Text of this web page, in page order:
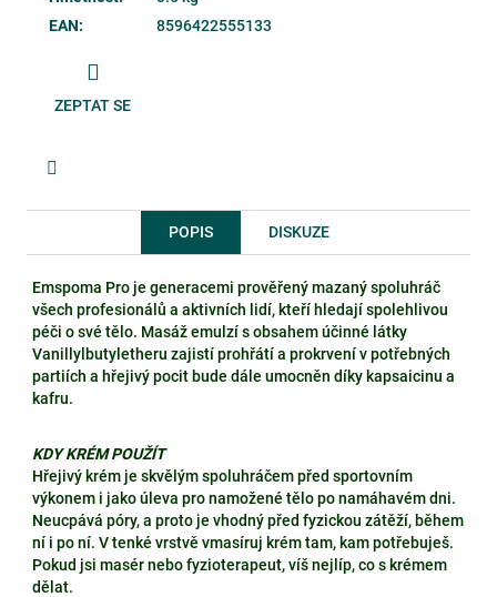
EAN: 8596422555133
ZEPTAT SE
POPIS
DISKUZE
Emspoma Pro je generacemi prověřený mazaný spoluhráč
všech profesionálů a aktivních lidí, kteří hledají spolehlivou
péči o své tělo. Masáž emulzí s obsahem účinné látky
Vanillylbutyletheru zajistí prohřátí a prokrvení v potřebných
partiích a hřejivý pocit bude dále umocněn díky kapsaicinu a
kafru.
KDY KRÉM POUŽÍT
Hřejivý krém je skvělým spoluhráčem před sportovním
výkonem i jako úleva pro namožené tělo po namáhavém dni.
Neucpává póry, a proto je vhodný před fyzickou zátěží, během
ní i po ní. V tenké vrstvě vmasíruj krém tam, kam potřebuješ.
Pokud jsi masér nebo fyzioterapeut, víš nejlíp, co s krémem
dělat.